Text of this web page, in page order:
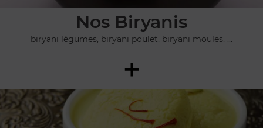
Nos Biryanis
biryani légumes, biryani poulet, biryani moules, ...
+